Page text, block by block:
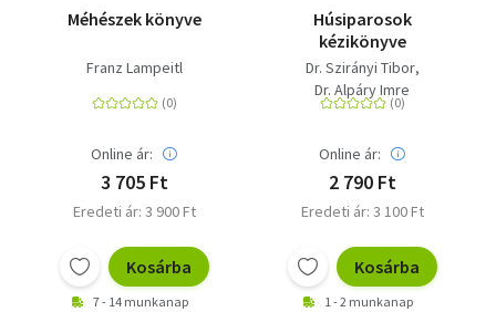
Méhészek könyve
Franz Lampeitl
Online ár:
3 705 Ft
Eredeti ár: 3 900 Ft
Kosárba
7 - 14 munkanap
Húsiparosok
kézikönyve
Dr. Szirányi Tibor
Dr. Alpáry Imre
Online ár:
2 790 Ft
Eredeti ár: 3 100 Ft
Kosárba
1 - 2 munkanap